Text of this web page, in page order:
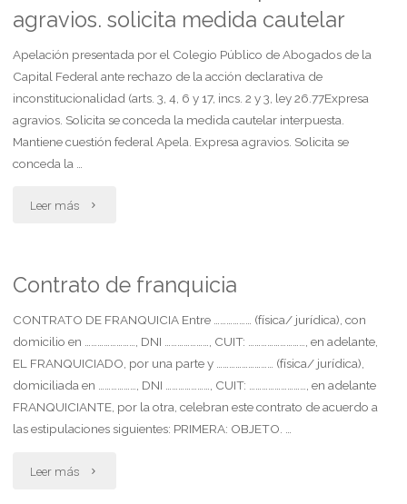
(franchising)"
agravios. solicita medida cautelar
Apelación presentada por el Colegio Público de Abogados de la
Capital Federal ante rechazo de la acción declarativa de
inconstitucionalidad (arts. 3, 4, 6 y 17, incs. 2 y 3, ley 26.77Expresa
agravios. Solicita se conceda la medida cautelar interpuesta.
Mantiene cuestión federal Apela. Expresa agravios. Solicita se
conceda la …
Leer más "Apelación
rechazo
de
la
acción
declarativa
Contrato de franquicia
CONTRATO DE FRANQUICIA Entre ……………… (física/ jurídica), con
domicilio en ……………………, DNI …………………, CUIT: ………………………, en adelante,
EL FRANQUICIADO, por una parte y ……………………… (física/ jurídica),
domiciliada en ………………, DNI …………………, CUIT: ………………………, en adelante
FRANQUICIANTE, por la otra, celebran este contrato de acuerdo a
las estipulaciones siguientes: PRIMERA: OBJETO. …
Leer más "Contrato